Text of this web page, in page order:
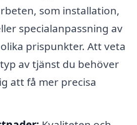
som installation,
specialanpassning av
prispunkter. Att veta
av tjänst du behöver
att få mer precisa